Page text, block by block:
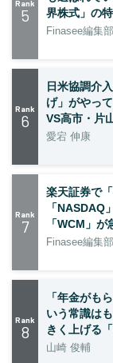
Rank
5
界株式」の
Finasee編集部
Rank
6
日米協調介
げ」がやっ
VS高市・片
愛宕 伸康
Rank
7
楽天証券で
「NASDAQ
「WCM」
Finasee編集部
Rank
8
「年金がも
いう常識は
きく上げる
山崎 俊輔